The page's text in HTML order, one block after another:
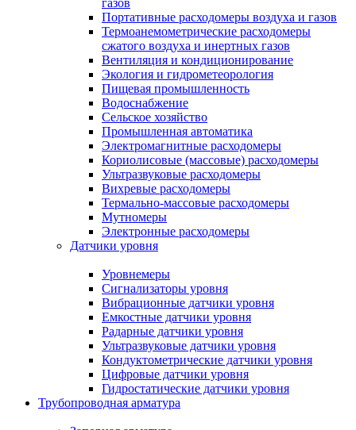
газов
Портативные расходомеры воздуха и газов
Термоанемометрические расходомеры
сжатого воздуха и инертных газов
Вентиляция и кондиционирование
Экология и гидрометеорология
Пищевая промышленность
Водоснабжение
Сельское хозяйство
Промышленная автоматика
Электромагнитные расходомеры
Кориолисовые (массовые) расходомеры
Ультразвуковые расходомеры
Вихревые расходомеры
Термально-массовые расходомеры
Мутномеры
Электронные расходомеры
Датчики уровня
Уровнемеры
Сигнализаторы уровня
Вибрационные датчики уровня
Емкостные датчики уровня
Радарные датчики уровня
Ультразвуковые датчики уровня
Кондуктометрические датчики уровня
Цифровые датчики уровня
Гидростатические датчики уровня
Трубопроводная арматура